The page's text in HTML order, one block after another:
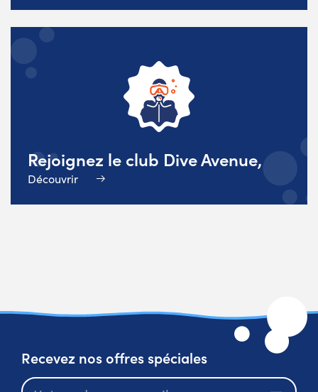
Rejoignez le club Dive Avenue,
Découvrir
Recevez nos offres spéciales